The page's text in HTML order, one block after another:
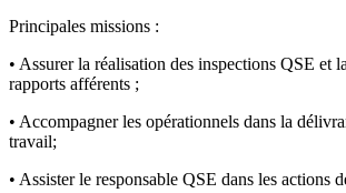
Principales missions :
• Assurer la réalisation des inspections QSE et
rapports afférents ;
• Accompagner les opérationnels dans la
travail;
• Assister le responsable QSE dans les actions